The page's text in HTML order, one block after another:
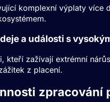
komplexní výplaty více
a události s
kteří zažívají extrémní
z placení.
zpracování